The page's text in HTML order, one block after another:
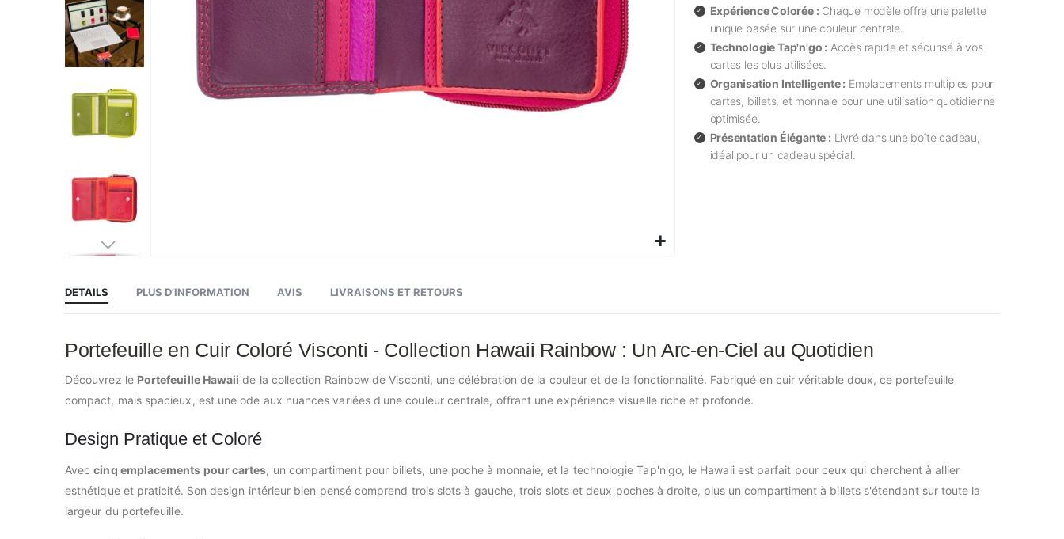
Skip
beginning
of
the
images
Expérience Colorée : Chaque modèle offre une palette
unique basée sur une couleur centrale.
Technologie Tap'n'go : Accès rapide et sécurisé à vos
cartes les plus utilisées.
Organisation Intelligente : Emplacements multiples pour
cartes, billets, et monnaie pour une utilisation quotidienne
optimisée.
Présentation Élégante : Livré dans une boîte cadeau,
idéal pour un cadeau spécial.
DETAILS
Portefeuille en Cuir Coloré Visconti - Collection Hawaii Rainbow : Un Arc-en-Ciel au Quotidien
Découvrez le Portefeuille Hawaii de la collection Rainbow de Visconti, une célébration de la couleur et de la fonctionnalité. Fabriqué en cuir véritable doux, ce portefeuille
compact, mais spacieux, est une ode aux nuances variées d'une couleur centrale, offrant une expérience visuelle riche et profonde.
Design Pratique et Coloré
Aveccinq emplacements pour cartes, un compartiment pour billets, une poche à monnaie, et la technologie Tap'n'go, le Hawaii est parfait pour ceux qui cherchent à allier
esthétique et praticité. Son design intérieur bien pensé comprend trois slots à gauche, trois slots et deux poches à droite, plus un compartiment à billets s'étendant sur toute la
largeur du portefeuille.
PLUS D’INFORMATION AVIS LIVRAISONS ET RETOURS